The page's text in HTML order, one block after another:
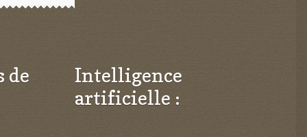
de
Intelligence
artificielle :